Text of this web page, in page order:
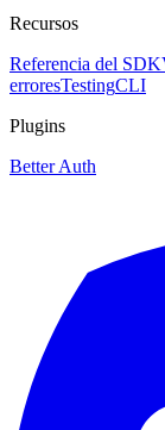
Recursos
Referencia del SDK
erroresTestingCLI
Plugins
Better Auth